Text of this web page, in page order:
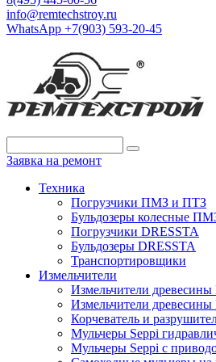
info@remtechstroy.ru
WhatsApp +7(903) 593-20-45
Заявка на ремонт
Техника
Погрузчики ПМЗ и ПТЗ
Бульдозеры колесные
Погрузчики DRESSTA
Бульдозеры DRESSTA
Транспортировщики
Измельчители
Измельчители
Измельчители
Корчеватель и
Мульчеры Seppi
Мульчеры Seppi с